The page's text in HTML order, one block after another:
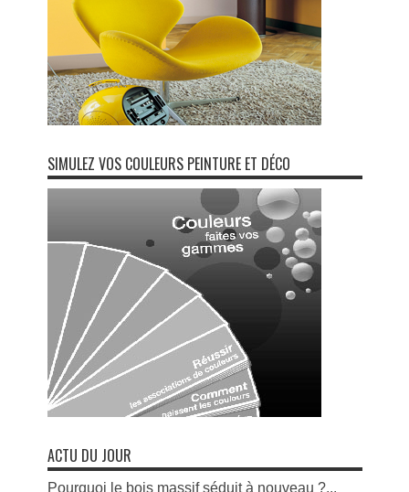
SIMULEZ VOS COULEURS PEINTURE ET DÉCO
ACTU DU JOUR
Pourquoi le bois massif séduit à nouveau ?...